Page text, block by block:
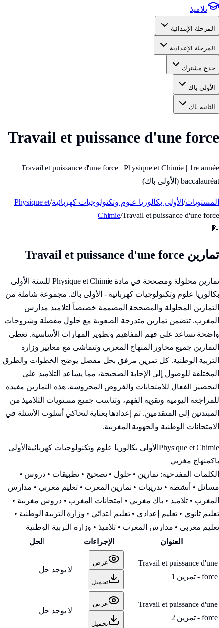
تلاميذ
المرحلة الإبتدائية
المرحلة الإعدادية
جذع مشترك
الأولى باك
الثانية باك
Travail et puissance d'une force
Travail et puissance d'une force | Physique et Chimie | 1re année
baccalauréat (الأولى باك)
المستويات/ الأولى بكالوريا علوم وتكنولوجيات كهربائية/
Physique et
Chimie/Travail et puissance d'une force
📝
تمارين Travail et puissance d'une force
تمارين محلولة ومصححة في مادة Physique et Chimie للسنة الأولى
بكالوريا علوم وتكنولوجيات كهربائية - الأولى باك. مجموعة شاملة من
التمارين المحلولة والمصححة المصممة خصيصاً لتلاميذ مدارس
المغرب. تتضمن تمارين متدرجة الصعوبة مع حلول مفصلة وشروحات
واضحة تساعد على فهم المفاهيم وتطوير المهارات الأساسية. تغطي
التمارين جميع محاور المنهاج المغربي وتتماشى مع معايير وزارة
التربية الوطنية. كل تمرين مرفق بحل مفصل يوضح الخطوات والطرق
المختلفة للوصول إلى الإجابة الصحيحة، مما يساعد التلاميذ على
التحضير الفعال للامتحانات والفروض المحروسة. هذه التمارين مفيدة
للمراجعة اليومية وتقوية الفهم، وتناسب جميع مستويات التلاميذ من
المبتدئين إلى المتقدمين. تم إعدادها بعناية لتحاكي أسلوب الأسئلة في
الامتحانات الوطنية والجهوية المغربية.
Physique et Chimie الأولى بكالوريا علوم وتكنولوجيات كهربائية الأولى
باكمنهاج مغربي
الكلمات المفتاحية: تمارين • حلول • تصحيح • تطبيقات • دروس •
مسائل • أنشطة • تدريبات • تمارين المغرب • تعليم مغربي • مدارس
المغرب • تلاميذ • باك مغربي • امتحانات المغرب • دروس مغربية •
تعليم ثانوي • تعليم إعدادي • تعليم ابتدائي • وزارة التربية الوطنية •
تعليم مغربي • مدارس المغرب • تلاميذ • وزارة التربية الوطنية
العنوان
الإجراءات الحل
Travail et puissance d'une
force - تمرين 1
عرض
تحميل
لا يوجد حل
Travail et puissance d'une
force - تمرين 2
عرض
تحميل
لا يوجد حل